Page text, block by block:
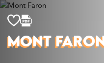
Découvrir
Que faire
MONT FARON